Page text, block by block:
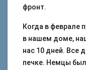
фронт.
Когда в феврале
в нашем доме,
нас 10 дней. Все
печке. Немцы